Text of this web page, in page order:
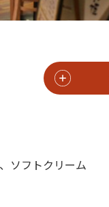
ソフトクリーム